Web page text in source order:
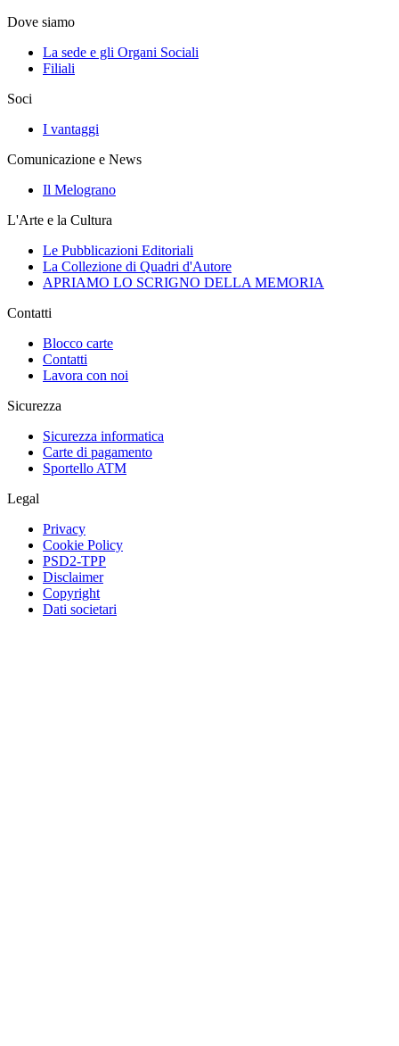
Dove siamo
La sede e gli Organi Sociali
Filiali
Soci
I vantaggi
Comunicazione e News
Il Melograno
L'Arte e la Cultura
Le Pubblicazioni Editoriali
La Collezione di Quadri d'Autore
APRIAMO LO SCRIGNO DELLA MEMORIA
Contatti
Blocco carte
Contatti
Lavora con noi
Sicurezza
Sicurezza informatica
Carte di pagamento
Sportello ATM
Legal
Privacy
Cookie Policy
PSD2-TPP
Disclaimer
Copyright
Dati societari